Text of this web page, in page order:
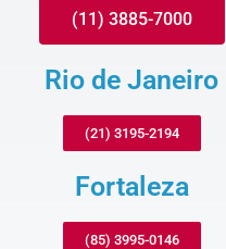
(11) 3885-7000
Rio de Janeiro
(21) 3195-2194
Fortaleza
(85) 3995-0146